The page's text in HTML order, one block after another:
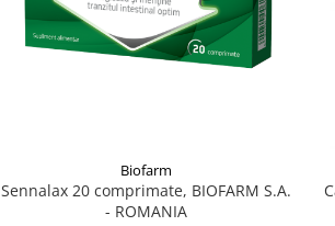
Biofarm
Sennalax 20 comprimate, BIOFARM S.A.
- ROMANIA